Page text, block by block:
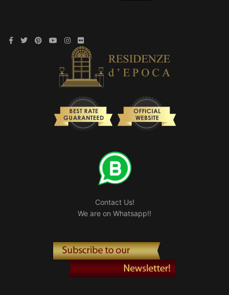
Contact Us!
We are on Whatsapp!!